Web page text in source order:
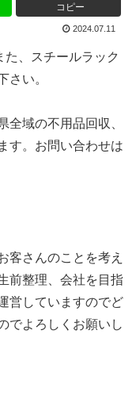
コピー
2024.07.11
、スチールラック
さい。
域の不用品回収、
す。お問い合わせは
客さんのことを考え
前整理、会社を目指
営していますのでど
でよろしくお願いし